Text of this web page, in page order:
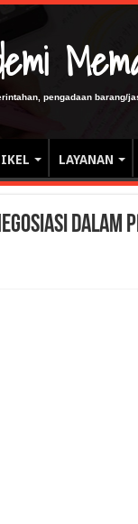
pengadaan
LAYANAN
dalam